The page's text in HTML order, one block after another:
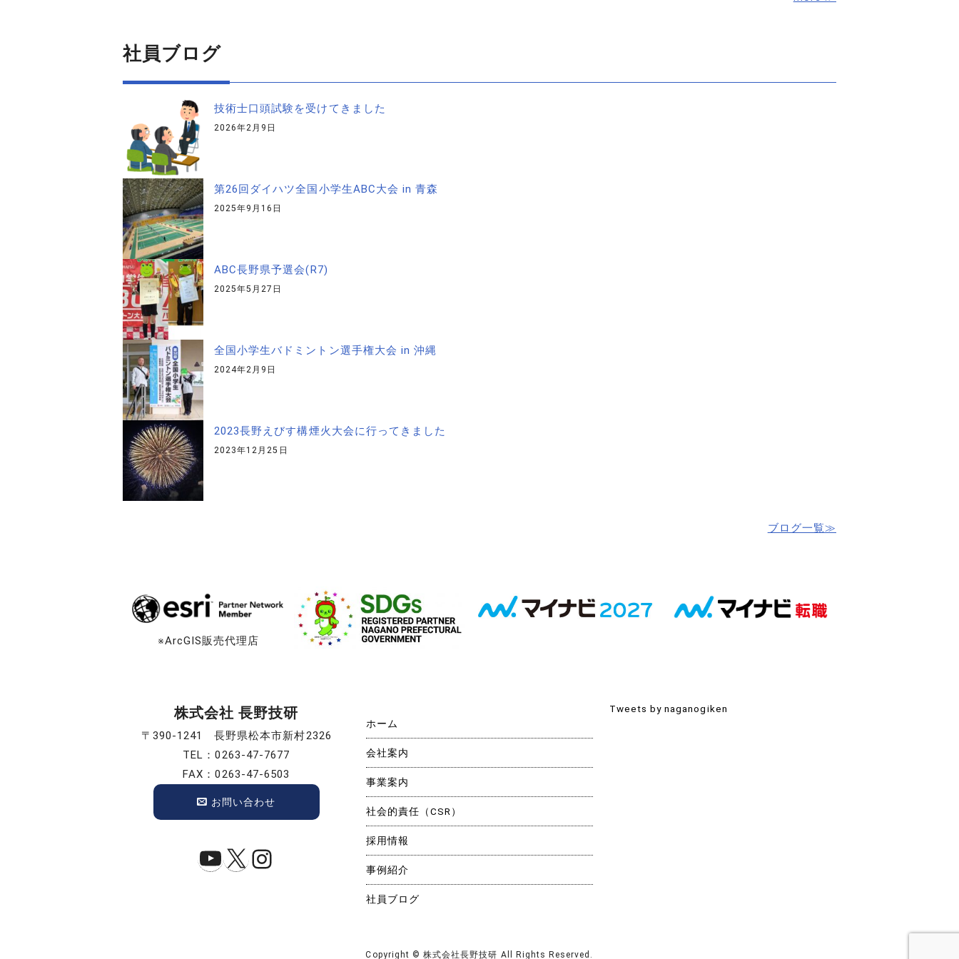
社員ブログ
技術士口頭試験を受けてきました
2026年2月9日
第26回ダイハツ全国小学生ABC大会 in 青森
2025年9月16日
ABC長野県予選会(R7)
2025年5月27日
全国小学生バドミントン選手権大会 in 沖縄
2024年2月9日
2023長野えびす構煙火大会に行ってきました
2023年12月25日
ブログ一覧≫
※ArcGIS販売代理店
株式会社 長野技研
〒390-1241 長野県松本市新村2326
TEL：0263-47-7677
FAX：0263-47-6503
お問い合わせ
YouTube
X Instagram
ホーム
会社案内
事業案内
社会的責任（CSR）
採用情報
事例紹介
社員ブログ
Tweets by naganogiken
Copyright © 株式会社長野技研 All Rights Reserved.